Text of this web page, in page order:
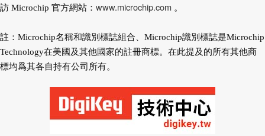
訪 Microchip 官方網站： www.microchip.com 。
註：Microchip名稱和識別標誌組合、Microchip識別標誌是Microchip
Technology在美國及其他國家的註冊商標。在此提及的所有其他商
標均爲其各自持有公司所有。